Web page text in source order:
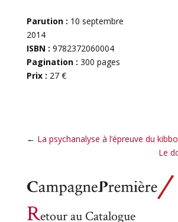
Parution : 10 septembre
2014
ISBN : 9782372060004
Pagination : 300 pages
Prix : 27 €
← La psychanalyse à l’épreuve du
Le
Retour au Catalogue